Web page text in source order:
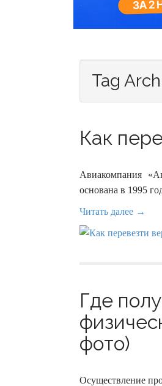
Tag
Как
Авиакомпания
основана в 1995
Читать далее →
Где
фото)
Осуществление